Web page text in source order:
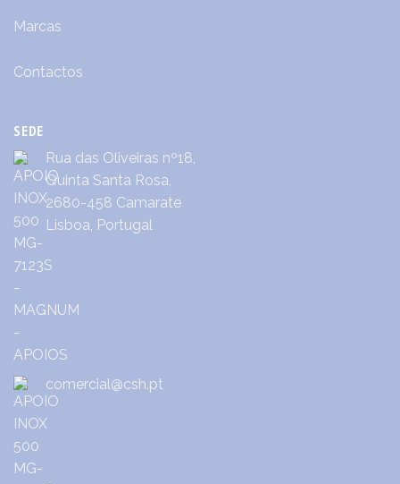
Marcas
Contactos
SEDE
Rua das Oliveiras nº18,
Quinta Santa Rosa,
2680-458 Camarate
Lisboa, Portugal
comercial@csh.pt